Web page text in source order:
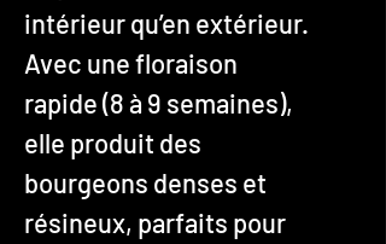
intérieur qu’en extérieur.
Avec une floraison
rapide (8 à 9 semaines),
elle produit des
bourgeons denses et
résineux, parfaits pour